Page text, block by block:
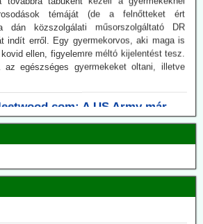
dán közszolgálati műsorszolgáltató DR
indít erről. Egy gyermekorvos, aki maga is
ellen, figyelemre méltó kijelentést tesz.
az egészséges gyermekeket oltani, illetve
A US Army már
koronavírusok után
Projektek Ügynöksége (DARPA) 2010-
ismert programot azzal a kifejezett céllal,
előtt meghatározza a vírusok jövőbeli
beleértve a még nem létező víruspopulációk
és evolúciós útjait is.
News: Küszöbön a